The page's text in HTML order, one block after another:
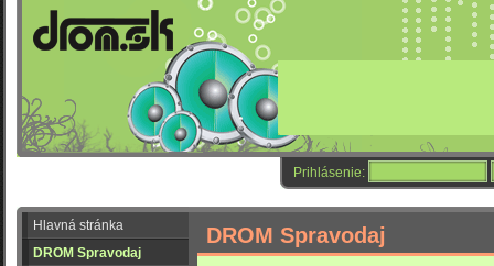
Prihlásenie:
Hlavná stránka
DROM Spravodaj
DROM Spravodaj